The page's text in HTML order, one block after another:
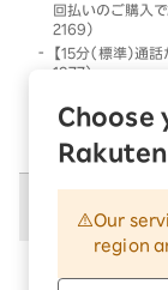
Choose
Our
region
回払いのご購入で
2169）
【15分（標準）通
1977）
括払いもしくは
以下のキャン